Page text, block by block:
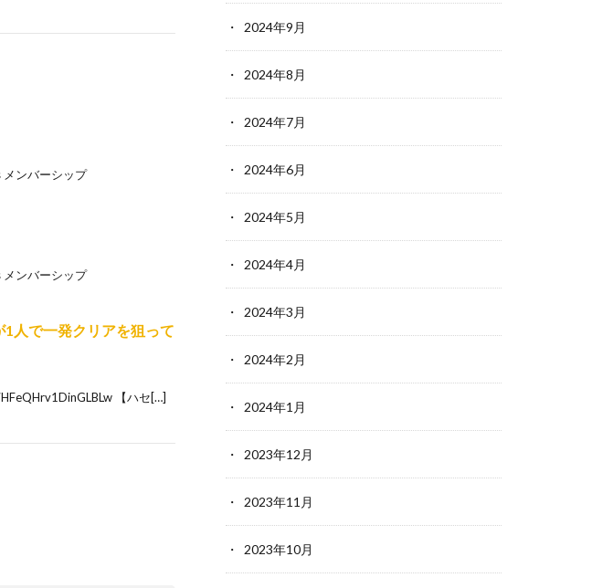
メンバーシップ
メンバーシップ
1人で一発クリアを狙って
【ハセ[…]
2024年9月
2024年8月
2024年7月
2024年6月
2024年5月
2024年4月
2024年3月
2024年2月
2024年1月
2023年12月
2023年11月
2023年10月